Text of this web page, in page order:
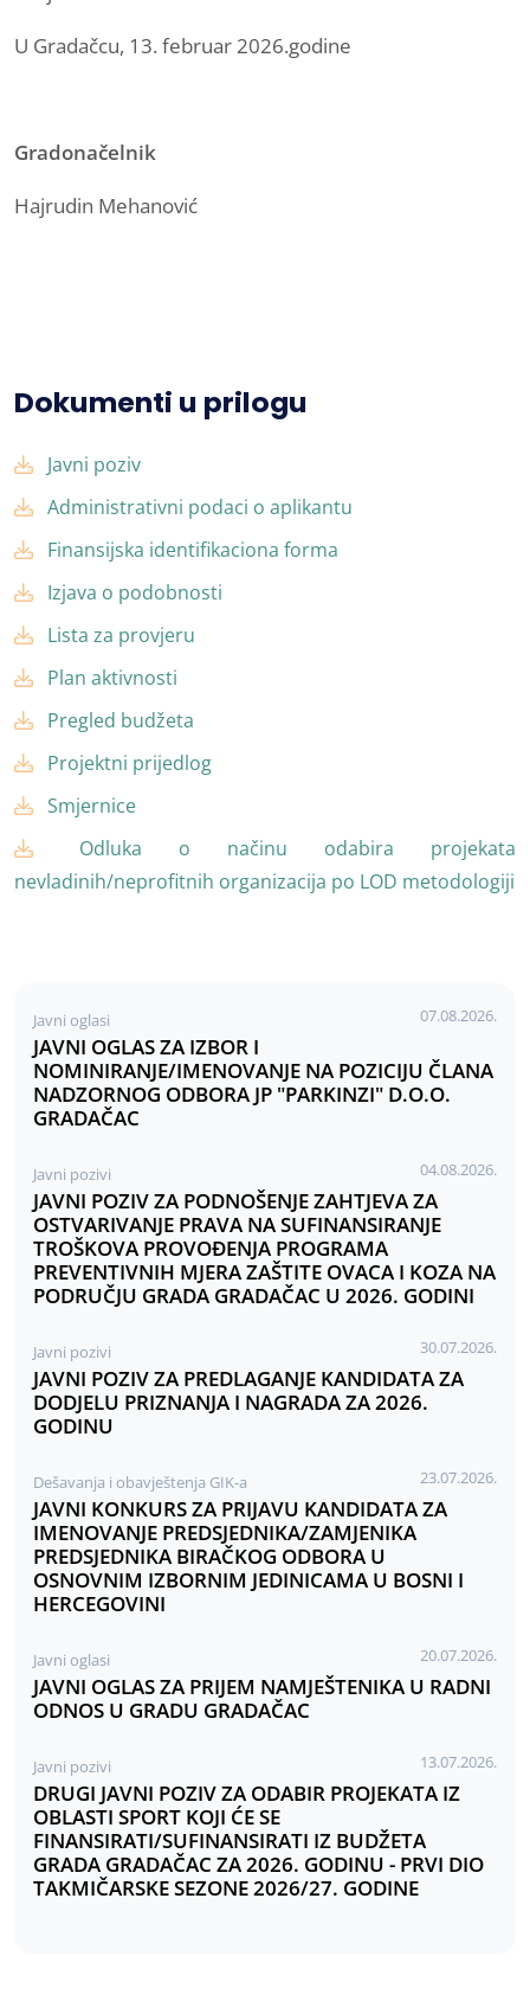
U Gradačcu, 13. februar 2026.godine
Gradonačelnik
Hajrudin Mehanović
Dokumenti u prilogu
Javni poziv
Administrativni podaci o aplikantu
Finansijska identifikaciona forma
Izjava o podobnosti
Lista za provjeru
Plan aktivnosti
Pregled budžeta
Projektni prijedlog
Smjernice
Odluka o načinu odabira projekata
nevladinih/neprofitnih organizacija po LOD metodologiji
Javni oglasi 07.08.2026.
JAVNI OGLAS ZA IZBOR I
NOMINIRANJE/IMENOVANJE NA POZICIJU ČLANA
NADZORNOG ODBORA JP "PARKINZI" D.O.O.
GRADAČAC
Javni pozivi 04.08.2026.
JAVNI POZIV ZA PODNOŠENJE ZAHTJEVA ZA
OSTVARIVANJE PRAVA NA SUFINANSIRANJE
TROŠKOVA PROVOĐENJA PROGRAMA
PREVENTIVNIH MJERA ZAŠTITE OVACA I KOZA NA
PODRUČJU GRADA GRADAČAC U 2026. GODINI
Javni pozivi 30.07.2026.
JAVNI POZIV ZA PREDLAGANJE KANDIDATA ZA
DODJELU PRIZNANJA I NAGRADA ZA 2026.
GODINU
Dešavanja i obavještenja GIK-a 23.07.2026.
JAVNI KONKURS ZA PRIJAVU KANDIDATA ZA
IMENOVANJE PREDSJEDNIKA/ZAMJENIKA
PREDSJEDNIKA BIRAČKOG ODBORA U
OSNOVNIM IZBORNIM JEDINICAMA U BOSNI I
HERCEGOVINI
Javni oglasi 20.07.2026.
JAVNI OGLAS ZA PRIJEM NAMJEŠTENIKA U RADNI
ODNOS U GRADU GRADAČAC
Javni pozivi 13.07.2026.
DRUGI JAVNI POZIV ZA ODABIR PROJEKATA IZ
OBLASTI SPORT KOJI ĆE SE
FINANSIRATI/SUFINANSIRATI IZ BUDŽETA
GRADA GRADAČAC ZA 2026. GODINU - PRVI DIO
TAKMIČARSKE SEZONE 2026/27. GODINE